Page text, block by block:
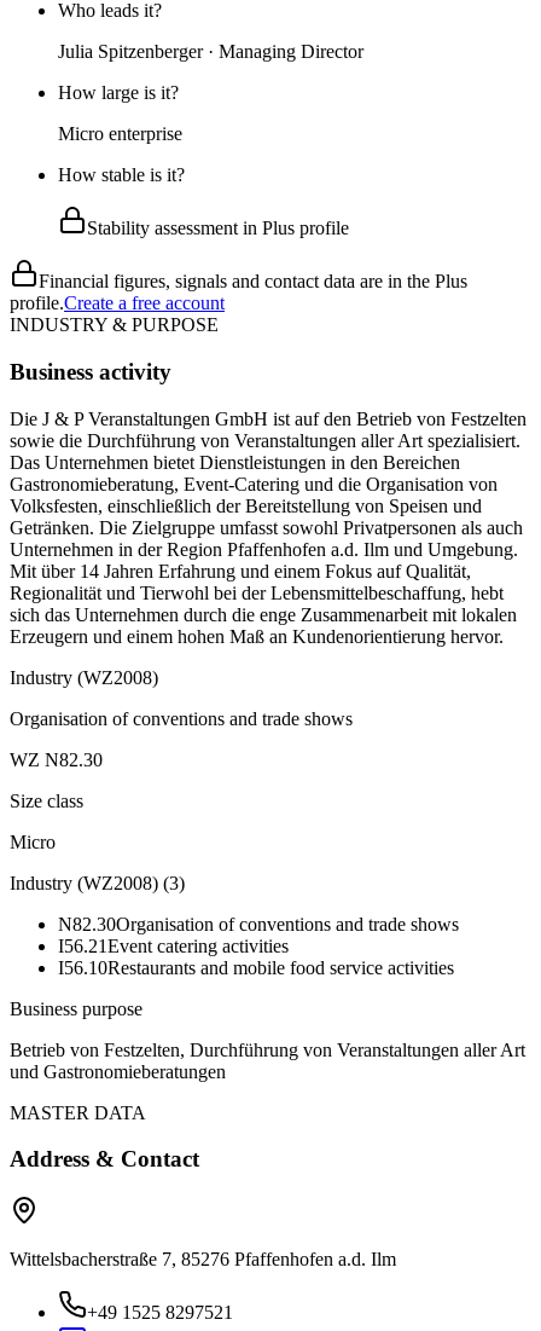
Who leads it?
Julia Spitzenberger · Managing Director
How large is it?
Micro enterprise
How stable is it?
Stability assessment in Plus profile
Financial figures, signals and contact data are in the Plus
profile.Create a free account
INDUSTRY & PURPOSE
Business activity
Die J & P Veranstaltungen GmbH ist auf den Betrieb von Festzelten
sowie die Durchführung von Veranstaltungen aller Art spezialisiert.
Das Unternehmen bietet Dienstleistungen in den Bereichen
Gastronomieberatung, Event-Catering und die Organisation von
Volksfesten, einschließlich der Bereitstellung von Speisen und
Getränken. Die Zielgruppe umfasst sowohl Privatpersonen als auch
Unternehmen in der Region Pfaffenhofen a.d. Ilm und Umgebung.
Mit über 14 Jahren Erfahrung und einem Fokus auf Qualität,
Regionalität und Tierwohl bei der Lebensmittelbeschaffung, hebt
sich das Unternehmen durch die enge Zusammenarbeit mit lokalen
Erzeugern und einem hohen Maß an Kundenorientierung hervor.
Industry (WZ2008)
Organisation of conventions and trade shows
WZ N82.30
Size class
Micro
Industry (WZ2008) (3)
N82.30Organisation of conventions and trade shows
I56.21Event catering activities
I56.10Restaurants and mobile food service activities
Business purpose
Betrieb von Festzelten, Durchführung von Veranstaltungen aller Art
und Gastronomieberatungen
MASTER DATA
Address & Contact
Wittelsbacherstraße 7, 85276 Pfaffenhofen a.d. Ilm
+49 1525 8297521